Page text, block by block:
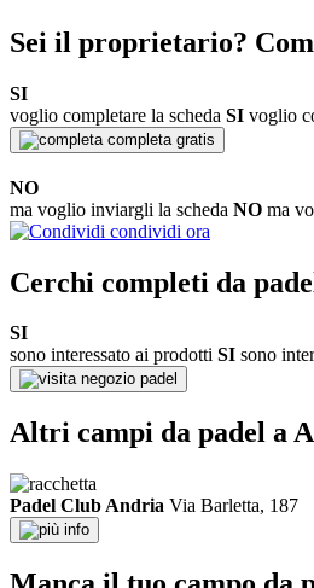
Sei il proprietario?
SI
voglio completare la scheda SI voglio
completa gratis
NO
ma voglio inviargli la scheda NO ma
condividi ora
Cerchi completi da
SI
sono interessato ai prodotti SI sono
negozio padel
Altri campi da padel a
Padel Club Andria Via Barletta, 187
info